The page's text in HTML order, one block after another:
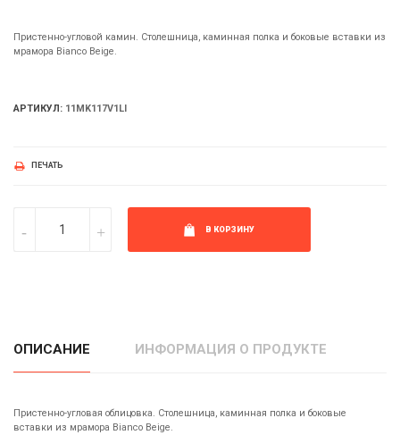
Пристенно-угловой камин. Столешница, каминная полка и боковые вставки из
мрамора Bianco Beige.
АРТИКУЛ: 11MK117V1LI
ПЕЧАТЬ
В КОРЗИНУ
ОПИСАНИЕ ИНФОРМАЦИЯ О ПРОДУКТЕ
Пристенно-угловая облицовка. Столешница, каминная полка и боковые
вставки из мрамора Bianco Beige.